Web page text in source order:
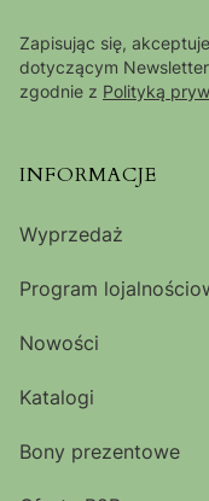
Zapisując się,
dotyczącym
zgodnie z Polityką
Linki w stopce
INFORMACJE
Wyprzedaż
Program
Nowości
Katalogi
Bony prezentowe